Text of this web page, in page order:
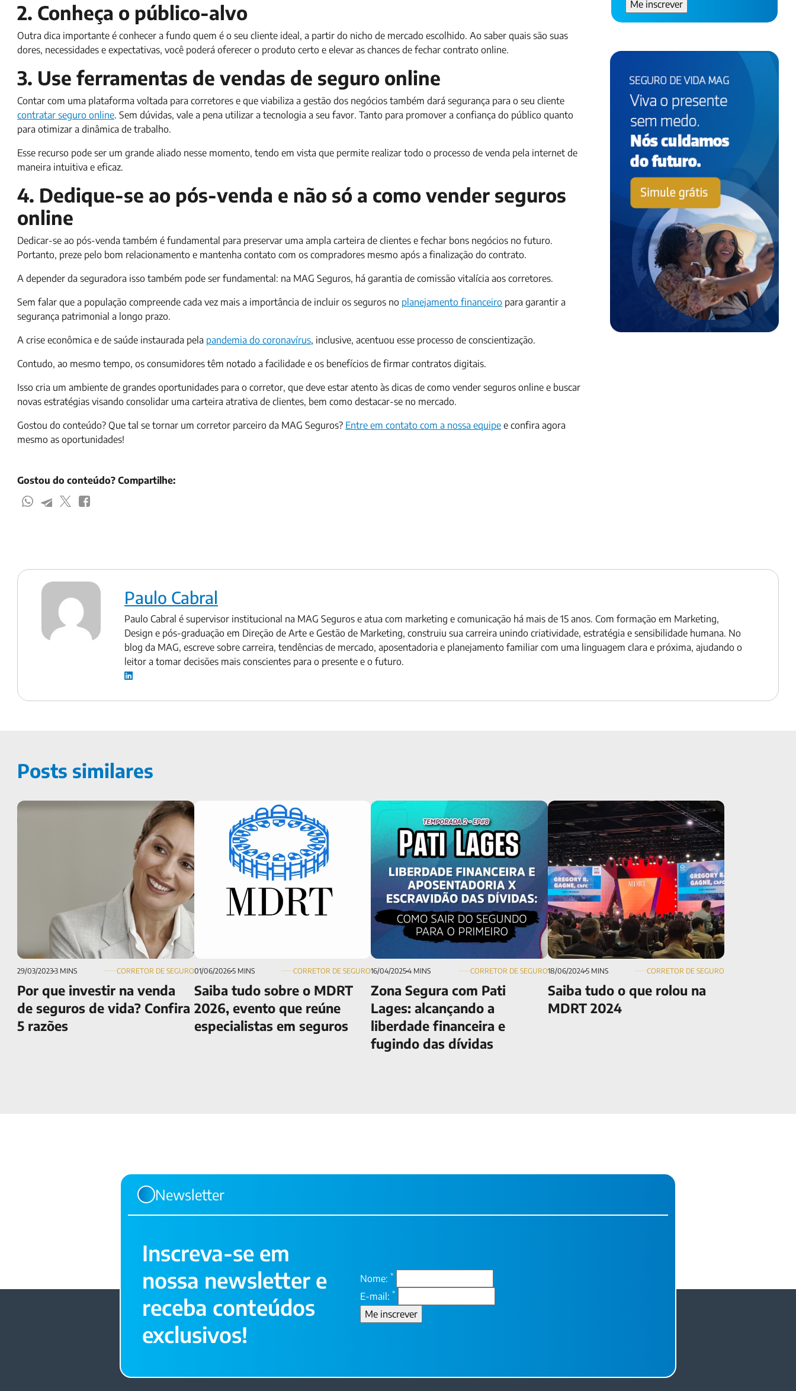
2. Conheça o público-alvo
Outra dica importante é conhecer a fundo quem é o seu cliente ideal, a partir do nicho de mercado escolhido. Ao saber quais são suas
dores, necessidades e expectativas, você poderá oferecer o produto certo e elevar as chances de fechar contrato online.
3. Use ferramentas de vendas de seguro online
Contar com uma plataforma voltada para corretores e que viabiliza a gestão dos negócios também dará segurança para o seu cliente
contratar seguro online. Sem dúvidas, vale a pena utilizar a tecnologia a seu favor. Tanto para promover a confiança do público quanto
para otimizar a dinâmica de trabalho.
Esse recurso pode ser um grande aliado nesse momento, tendo em vista que permite realizar todo o processo de venda pela internet de
maneira intuitiva e eficaz.
4. Dedique-se ao pós-venda e não só a como vender seguros
online
Dedicar-se ao pós-venda também é fundamental para preservar uma ampla carteira de clientes e fechar bons negócios no futuro.
Portanto, preze pelo bom relacionamento e mantenha contato com os compradores mesmo após a finalização do contrato.
A depender da seguradora isso também pode ser fundamental: na MAG Seguros, há garantia de comissão vitalícia aos corretores.
Sem falar que a população compreende cada vez mais a importância de incluir os seguros no planejamento financeiro para garantir a
segurança patrimonial a longo prazo.
A crise econômica e de saúde instaurada pela pandemia do coronavírus, inclusive, acentuou esse processo de conscientização.
Contudo, ao mesmo tempo, os consumidores têm notado a facilidade e os benefícios de firmar contratos digitais.
Isso cria um ambiente de grandes oportunidades para o corretor, que deve estar atento às dicas de como vender seguros online e buscar
novas estratégias visando consolidar uma carteira atrativa de clientes, bem como destacar-se no mercado.
Gostou do conteúdo? Que tal se tornar um corretor parceiro da MAG Seguros? Entre em contato com a nossa equipe e confira agora
mesmo as oportunidades!
Gostou do conteúdo? Compartilhe:
Paulo Cabral
Paulo Cabral é supervisor institucional na MAG Seguros e atua com marketing e comunicação há mais de 15 anos. Com formação em Marketing,
Design e pós-graduação em Direção de Arte e Gestão de Marketing, construiu sua carreira unindo criatividade, estratégia e sensibilidade humana. No
blog da MAG, escreve sobre carreira, tendências de mercado, aposentadoria e planejamento familiar com uma linguagem clara e próxima, ajudando o
leitor a tomar decisões mais conscientes para o presente e o futuro.
Posts similares
Por que investir na venda de seguros de
29/03/20233 MINS CORRETOR DE SEGURO
Por que investir na venda
de seguros de vida? Confira
5 razões
Saiba tudo sobre o MDRT 2026, evento
que reúne especialistas em seguros
01/06/20265 MINS CORRETOR DE SEGURO
Saiba tudo sobre o MDRT
2026, evento que reúne
especialistas em seguros
Zona Segura com Pati Lages: alcançando a
liberdade financeira e fugindo das dívidas
16/04/20254 MINS CORRETOR DE SEGURO
Zona Segura com Pati
Lages: alcançando a
liberdade financeira e
fugindo das dívidas
Saiba tudo o que rolou na MDRT 2024
18/06/20245 MINS CORRETOR DE SEGURO
Saiba tudo o que rolou na
MDRT 2024
Newsletter
Inscreva-se em
nossa newsletter e
receba conteúdos
exclusivos!
Nome: *
E-mail: *